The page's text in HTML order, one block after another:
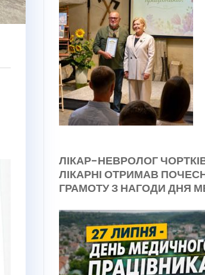
ЛІКАР-НЕВРОЛОГ
ЛІКАРНІ ОТРИМАВ
ГРАМОТУ З НАГОДИ ДНЯ